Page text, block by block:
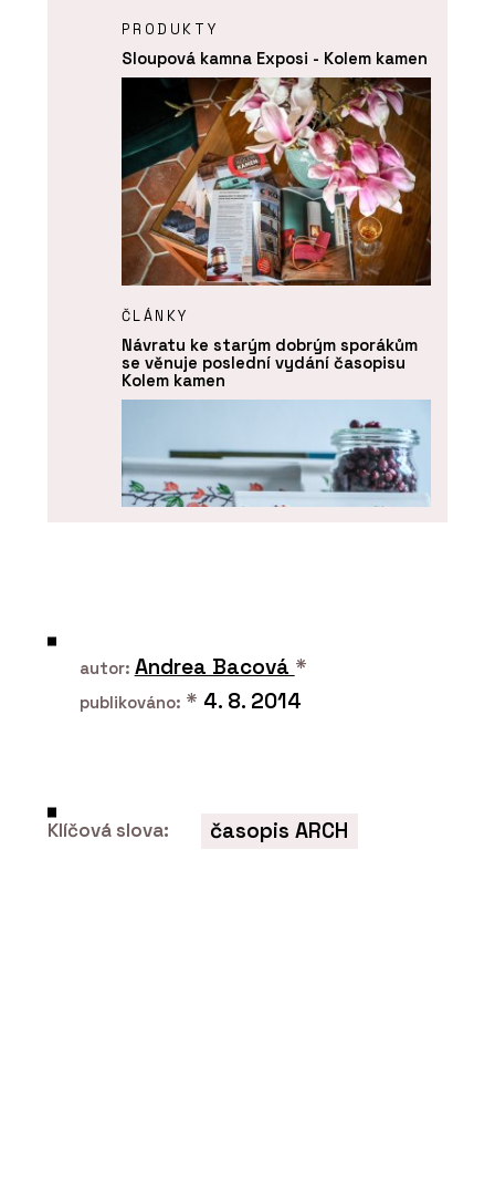
PRODUKTY
Sloupová kamna Exposi - Kolem kamen
ČLÁNKY
Návratu ke starým dobrým sporákům
se věnuje poslední vydání časopisu
Kolem kamen
Kachle K&K Poker - Kolem kamen
autor: Andrea Bacová *
publikováno: * 4. 8. 2014
Klíčová slova: časopis ARCH